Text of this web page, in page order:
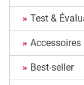
Test &
Accessoires
Best-seller